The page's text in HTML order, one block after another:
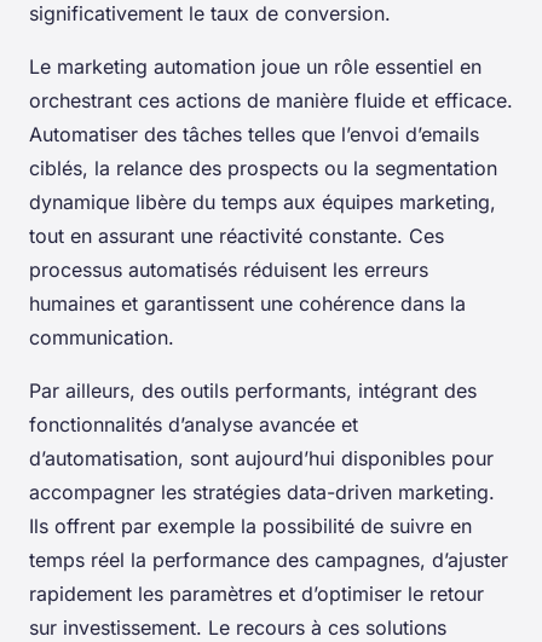
significativement le taux de conversion.
Le marketing automation joue un rôle essentiel en
orchestrant ces actions de manière fluide et efficace.
Automatiser des tâches telles que l’envoi d’emails
ciblés, la relance des prospects ou la segmentation
dynamique libère du temps aux équipes marketing,
tout en assurant une réactivité constante. Ces
processus automatisés réduisent les erreurs
humaines et garantissent une cohérence dans la
communication.
Par ailleurs, des outils performants, intégrant des
fonctionnalités d’analyse avancée et
d’automatisation, sont aujourd’hui disponibles pour
accompagner les stratégies data-driven marketing.
Ils offrent par exemple la possibilité de suivre en
temps réel la performance des campagnes, d’ajuster
rapidement les paramètres et d’optimiser le retour
sur investissement. Le recours à ces solutions